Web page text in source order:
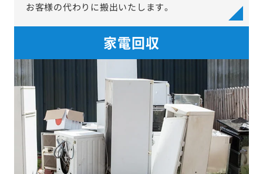
お客様の代わりに搬出いたします。
家電回収